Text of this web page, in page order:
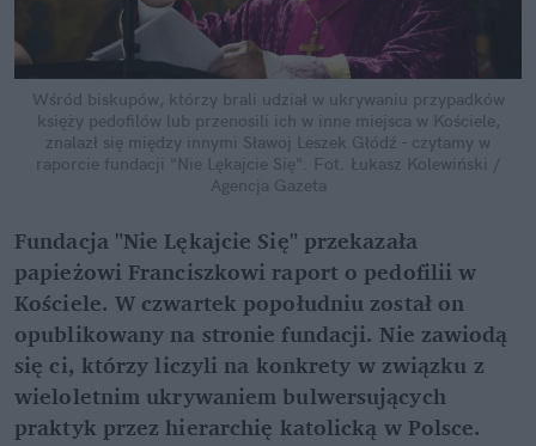
Wśród biskupów, którzy brali udział w ukrywaniu przypadków
księży pedofilów lub przenosili ich w inne miejsca w Kościele,
znalazł się między innymi Sławoj Leszek Głódź - czytamy w
raporcie fundacji "Nie Lękajcie Się".
Fot. Łukasz Kolewiński /
Agencja Gazeta
Fundacja "Nie Lękajcie Się" przekazała
papieżowi Franciszkowi raport o pedofilii w
Kościele. W czwartek popołudniu został on
opublikowany na stronie fundacji. Nie zawiodą
się ci, którzy liczyli na konkrety w związku z
wieloletnim ukrywaniem bulwersujących
praktyk przez hierarchię katolicką w Polsce.